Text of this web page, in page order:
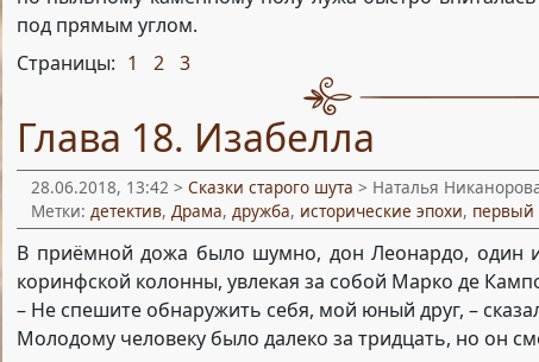
под прямым углом.
Страницы: 1 2 3
Глава 18. Изабелла
28.06.2018, 13:42 > Сказки старого шута > Наталья
Метки: детектив, Драма, дружба, исторические эпохи, первый
В приёмной дожа было шумно, дон Леонардо, один
коринфской колонны, увлекая за собой Марко де
– Не спешите обнаружить себя, мой юный друг, –
Молодому человеку было далеко за тридцать, но он